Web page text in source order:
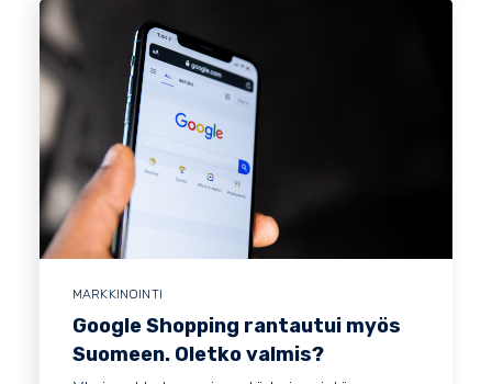
MARKKINOINTI
Google Shopping rantautui myös
Suomeen. Oletko valmis?